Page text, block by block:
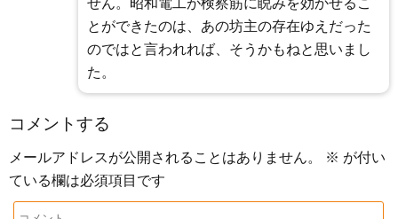
とができたのは、あの坊主の存在ゆえだった
のではと言われれば、そうかもねと思いまし
た。
コメントする
メールアドレスが公開されることはありません。 ※ が付い
ている欄は必須項目です